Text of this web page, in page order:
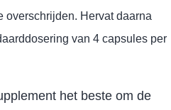
overschrijden. Hervat daarna
van 4 capsules per
het beste om de